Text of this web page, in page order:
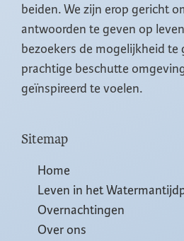
beiden. We zijn erop gericht
antwoorden te geven op
bezoekers de mogelijkheid te
prachtige beschutte
geïnspireerd te voelen.
Sitemap
Home
Leven in het
Overnachtingen
Over ons